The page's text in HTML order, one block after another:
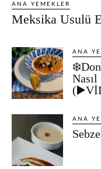
ANA YEMEKLER
Meksika Usulü
ANA
ANA